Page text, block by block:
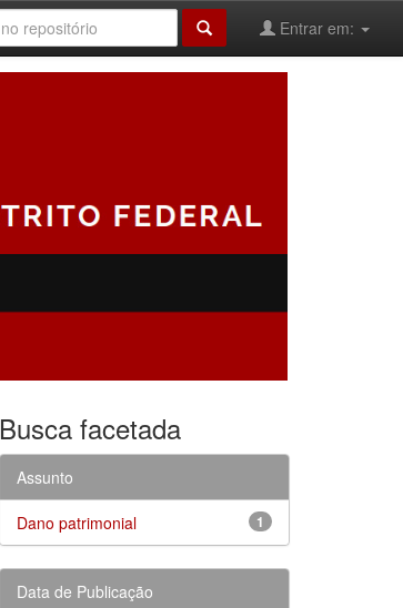
Entrar em:
Busca facetada
Assunto
1
Dano patrimonial
Data de Publicação